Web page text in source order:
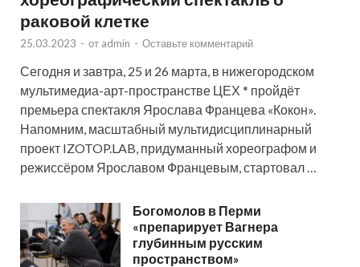
раковой клетке
25.03.2023 - от admin - Оставьте комментарий
Сегодня и завтра, 25 и 26 марта, в нижегородском
мультимедиа-арт-пространстве ЦЕХ * пройдёт
премьера спектакля Ярослава Францева «Кокон».
Напомним, масштабный мультидисциплинарный
проект IZOTOP.LAB, придуманный хореографом и
режиссёром Ярославом Францевым, стартовал …
Богомолов в Перми
«препарирует Вагнера
глубинным русским
пространством»